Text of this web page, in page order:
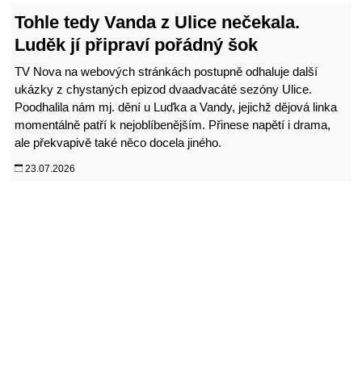
Tohle tedy Vanda z Ulice nečekala.
Luděk jí připraví pořádný šok
TV Nova na webových stránkách postupně odhaluje další
ukázky z chystaných epizod dvaadvacáté sezóny Ulice.
Poodhalila nám mj. dění u Luďka a Vandy, jejichž dějová linka
momentálně patří k nejoblíbenějším. Přinese napětí i drama,
ale překvapivě také něco docela jiného.
23.07.2026